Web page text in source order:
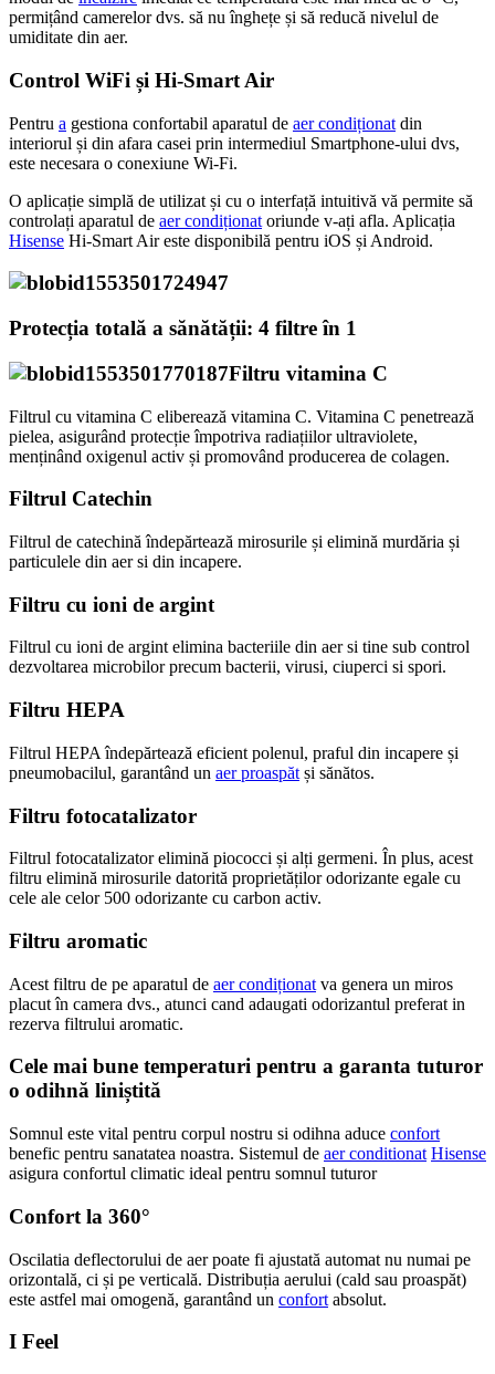
permițând camerelor dvs. să nu înghețe și să reducă nivelul de
umiditate din aer.
Control WiFi și Hi-Smart Air
Pentru a gestiona confortabil aparatul de aer condiționat din
interiorul și din afara casei prin intermediul Smartphone-ului dvs,
este necesara o conexiune Wi-Fi.
O aplicație simplă de utilizat și cu o interfață intuitivă vă permite să
controlați aparatul de aer condiționat oriunde v-ați afla. Aplicația
Hisense Hi-Smart Air este disponibilă pentru iOS și Android.
Protecția totală a sănătății: 4 filtre în 1
Filtru vitamina C
Filtrul cu vitamina C eliberează vitamina C. Vitamina C penetrează
pielea, asigurând protecție împotriva radiațiilor ultraviolete,
menținând oxigenul activ și promovând producerea de colagen.
Filtrul Catechin
Filtrul de catechină îndepărtează mirosurile și elimină murdăria și
particulele din aer si din incapere.
Filtru cu ioni de argint
Filtrul cu ioni de argint elimina bacteriile din aer si tine sub control
dezvoltarea microbilor precum bacterii, virusi, ciuperci si spori.
Filtru HEPA
Filtrul HEPA îndepărtează eficient polenul, praful din incapere și
pneumobacilul, garantând un aer proaspăt și sănătos.
Filtru fotocatalizator
Filtrul fotocatalizator elimină piococci și alți germeni. În plus, acest
filtru elimină mirosurile datorită proprietăților odorizante egale cu
cele ale celor 500 odorizante cu carbon activ.
Filtru aromatic
Acest filtru de pe aparatul de aer condiționat va genera un miros
placut în camera dvs., atunci cand adaugati odorizantul preferat in
rezerva filtrului aromatic.
Cele mai bune temperaturi pentru a garanta tuturor
o odihnă liniștită
Somnul este vital pentru corpul nostru si odihna aduce confort
benefic pentru sanatatea noastra. Sistemul de aer conditionat Hisense
asigura confortul climatic ideal pentru somnul tuturor
Confort la 360°
Oscilatia deflectorului de aer poate fi ajustată automat nu numai pe
orizontală, ci și pe verticală. Distribuția aerului (cald sau proaspăt)
este astfel mai omogenă, garantând un confort absolut.
I Feel